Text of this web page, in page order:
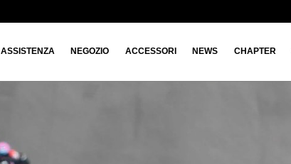
ASSISTENZA NEGOZIO ACCESSORI NEWS CHAPTER